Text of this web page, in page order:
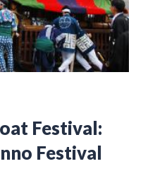
Festival:
Festival